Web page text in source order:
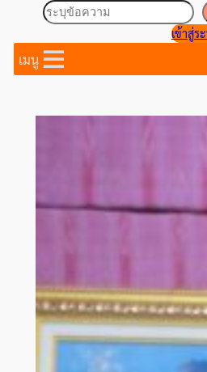
ค้นหา
เข้าสู่ร
เมนู